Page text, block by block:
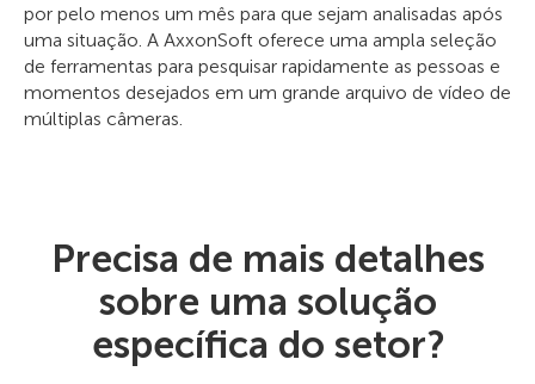
por pelo menos um mês para que sejam analisadas após
uma situação. A AxxonSoft oferece uma ampla seleção
de ferramentas para pesquisar rapidamente as pessoas e
momentos desejados em um grande arquivo de vídeo de
múltiplas câmeras.
Precisa de mais detalhes
sobre uma solução
específica do setor?